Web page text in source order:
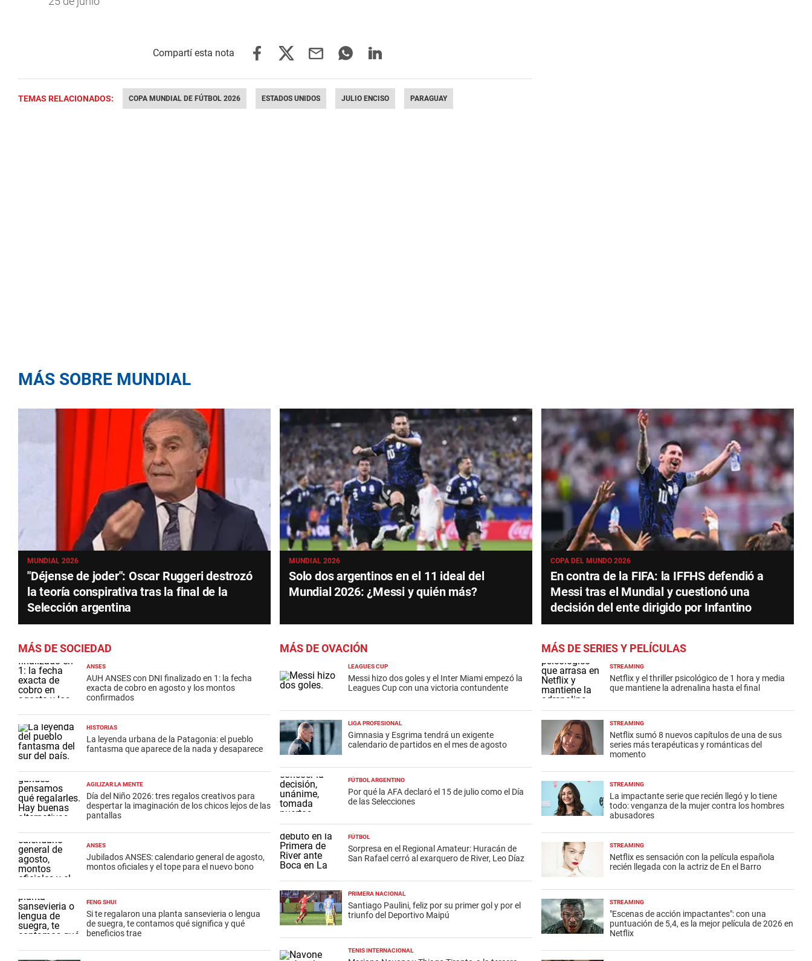
TEMAS RELACIONADOS: COPA MUNDIAL DE FÚTBOL 2026 ESTADOS UNIDOS JULIO ENCISO PARAGUAY
MÁS SOBRE MUNDIAL
MUNDIAL 2026
"Déjense de joder": Oscar Ruggeri destrozó
la teoría conspirativa tras la final de la
Selección argentina
MUNDIAL 2026
Solo dos argentinos en el 11 ideal del
Mundial 2026: ¿Messi y quién más?
COPA DEL MUNDO 2026
En contra de la FIFA: la IFFHS defendió a
Messi tras el Mundial y cuestionó una
decisión del ente dirigido por Infantino
MÁS DE SOCIEDAD
ANSES
AUH ANSES con DNI finalizado en 1: la fecha
exacta de cobro en agosto y los montos
confirmados
HISTORIAS
La leyenda urbana de la Patagonia: el pueblo
fantasma que aparece de la nada y desaparece
AGILIZAR LA MENTE
Día del Niño 2026: tres regalos creativos para
despertar la imaginación de los chicos lejos de las
pantallas
ANSES
Jubilados ANSES: calendario general de agosto,
montos oficiales y el tope para el nuevo bono
FENG SHUI
Si te regalaron una planta sansevieria o lengua
de suegra, te contamos qué significa y qué
beneficios trae
MÁS DE OVACIÓN
LEAGUES CUP
Messi hizo dos goles y el Inter Miami empezó la
Leagues Cup con una victoria contundente
LIGA PROFESIONAL
Gimnasia y Esgrima tendrá un exigente
calendario de partidos en el mes de agosto
FÚTBOL ARGENTINO
Por qué la AFA declaró el 15 de julio como el Día
de las Selecciones
FÚTBOL
Sorpresa en el Regional Amateur: Huracán de
San Rafael cerró al exarquero de River, Leo Díaz
PRIMERA NACIONAL
Santiago Paulini, feliz por su primer gol y por el
triunfo del Deportivo Maipú
TENIS INTERNACIONAL
MÁS DE SERIES Y PELÍCULAS
STREAMING
Netflix y el thriller psicológico de 1 hora y media
que mantiene la adrenalina hasta el final
STREAMING
Netflix sumó 8 nuevos capítulos de una de sus
series más terapéuticas y románticas del
momento
STREAMING
La impactante serie que recién llegó y lo tiene
todo: venganza de la mujer contra los hombres
abusadores
STREAMING
Netflix es sensación con la película española
recién llegada con la actriz de En el Barro
STREAMING
"Escenas de acción impactantes": con una
puntuación de 5,4, es la mejor película de 2026 en
Netflix